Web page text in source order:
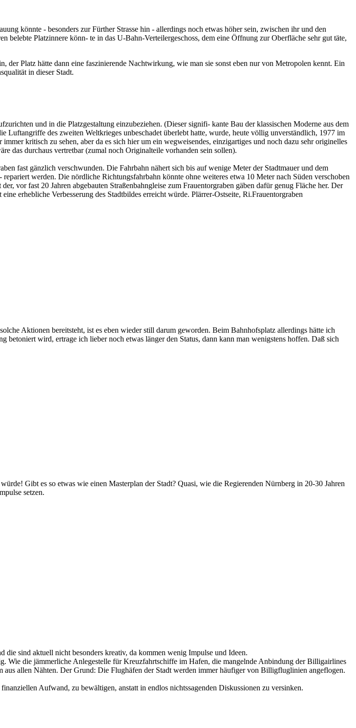
könnte - besonders zur Fürther Strasse hin - allerdings noch etwas höher sein, zwischen ihr und den
belebte Platzinnere könn- te in das U-Bahn-Verteilergeschoss, dem eine Öffnung zur Oberfläche sehr gut täte,
der Platz hätte dann eine faszinierende Nachtwirkung, wie man sie sonst eben nur von Metropolen kennt. Ein
in dieser Stadt.
und in die Platzgestaltung einzubeziehen. (Dieser signifi- kante Bau der klassischen Moderne aus dem
Luftangriffe des zweiten Weltkrieges unbeschadet überlebt hatte, wurde, heute völlig unverständlich, 1977 im
kritisch zu sehen, aber da es sich hier um ein wegweisendes, einzigartiges und noch dazu sehr originelles
das durchaus vertretbar (zumal noch Originalteile vorhanden sein sollen).
fast gänzlich verschwunden. Die Fahrbahn nähert sich bis auf wenige Meter der Stadtmauer und dem
werden. Die nördliche Richtungsfahrbahn könnte ohne weiteres etwa 10 Meter nach Süden verschoben
vor fast 20 Jahren abgebauten Straßenbahngleise zum Frauentorgraben gäben dafür genug Fläche her. Der
erhebliche Verbesserung des Stadtbildes erreicht würde. Plärrer-Ostseite, Ri.Frauentorgraben
Aktionen bereitsteht, ist es eben wieder still darum geworden. Beim Bahnhofsplatz allerdings hätte ich
betoniert wird, ertrage ich lieber noch etwas länger den Status, dann kann man wenigstens hoffen. Daß sich
Gibt es so etwas wie einen Masterplan der Stadt? Quasi, wie die Regierenden Nürnberg in 20-30 Jahren
setzen.
sind aktuell nicht besonders kreativ, da kommen wenig Impulse und Ideen.
Wie die jämmerliche Anlegestelle für Kreuzfahrtschiffe im Hafen, die mangelnde Anbindung der Billigairlines
allen Nähten. Der Grund: Die Flughäfen der Stadt werden immer häufiger von Billigfluglinien angeflogen.
Aufwand, zu bewältigen, anstatt in endlos nichtssagenden Diskussionen zu versinken.